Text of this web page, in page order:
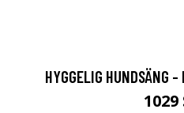
HYGGELIG HUNDSÄNG
1029